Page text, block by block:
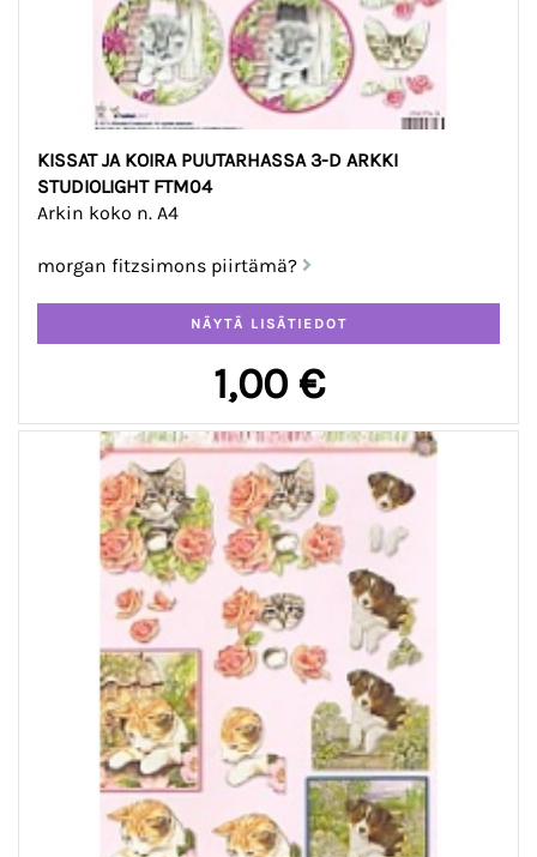
KISSAT JA KOIRA PUUTARHASSA 3-D ARKKI
STUDIOLIGHT FTM04
Arkin koko n. A4
morgan fitzsimons piirtämä?
1,00 €